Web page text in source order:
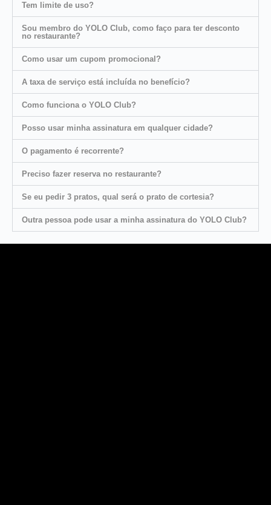
Tem limite de uso?
Sou membro do YOLO Club, como faço para ter desconto
no restaurante?
Como usar um cupom promocional?
A taxa de serviço está incluída no benefício?
Como funciona o YOLO Club?
Posso usar minha assinatura em qualquer cidade?
O pagamento é recorrente?
Preciso fazer reserva no restaurante?
Se eu pedir 3 pratos, qual será o prato de cortesia?
Outra pessoa pode usar a minha assinatura do YOLO Club?